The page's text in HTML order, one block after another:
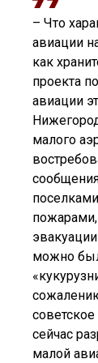
– Что
авиации
как
проекта
авиации
малого
можно
сейчас
малой